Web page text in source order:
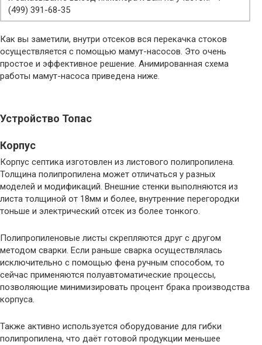
(499) 391-68-35
Как вы заметили, внутри отсеков вся перекачка стоков
осуществляется с помощью мамут-насосов. Это очень
простое и эффективное решение. Анимированная схема
работы мамут-насоса приведена ниже.
Устройство Топас
Корпус
Корпус септика изготовлен из листового полипропилена.
Толщина полипропилена может отличаться у разных
моделей и модификаций. Внешние стенки выполняются из
листа толщиной от 18мм и более, внутренние перегородки
тоньше и электрический отсек из более тонкого.
Полипропиленовые листы скрепляются друг с другом
методом сварки. Если раньше сварка осуществлялась
исключительно с помощью фена ручным способом, то
сейчас применяются полуавтоматические процессы,
позволяющие минимизировать процент брака производства
корпуса.
Также активно используется оборудование для гибки
полипропилена, что даёт готовой продукции меньшее